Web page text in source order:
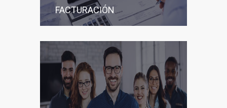
FACTURACIÓN